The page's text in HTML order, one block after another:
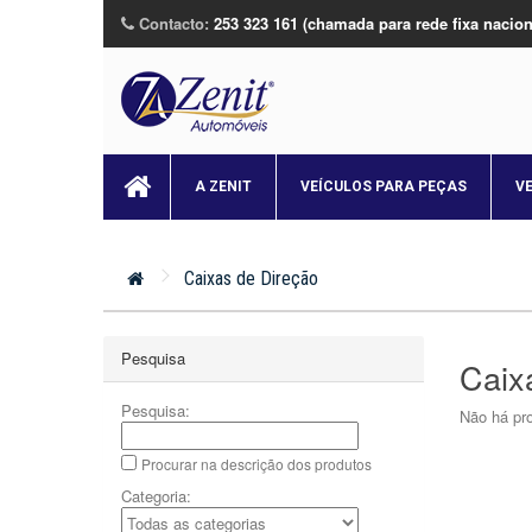
Contacto: 253 323 161 (chamada para rede fixa
A ZENIT VEÍCULOS PARA PEÇAS
Caixas de Direção
Pesquisa
Pesquisa:
Procurar na descrição dos produtos
Categoria:
Não há